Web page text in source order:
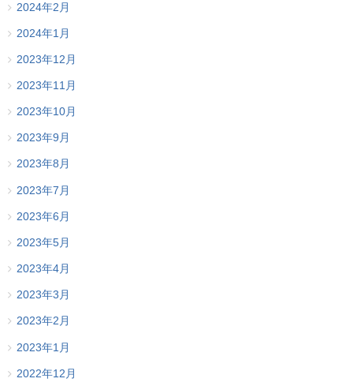
2024年2月
2024年1月
2023年12月
2023年11月
2023年10月
2023年9月
2023年8月
2023年7月
2023年6月
2023年5月
2023年4月
2023年3月
2023年2月
2023年1月
2022年12月